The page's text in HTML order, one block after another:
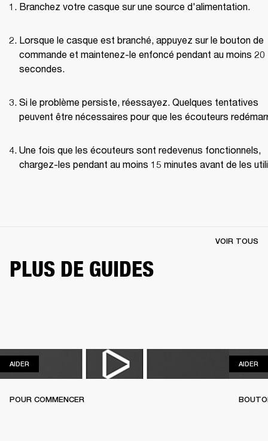
Branchez votre casque sur une source d'alimentation.
Lorsque le casque est branché, appuyez sur le bouton de
commande et maintenez-le enfoncé pendant au moins 20
secondes.
Si le problème persiste, réessayez. Quelques tentatives
peuvent être nécessaires pour que les écouteurs
Une fois que les écouteurs sont redevenus fonctionnels,
chargez-les pendant au moins 15 minutes avant de les
PLUS DE GUIDES
VOIR TOUS
AIDER
POUR COMMENCER
AIDER